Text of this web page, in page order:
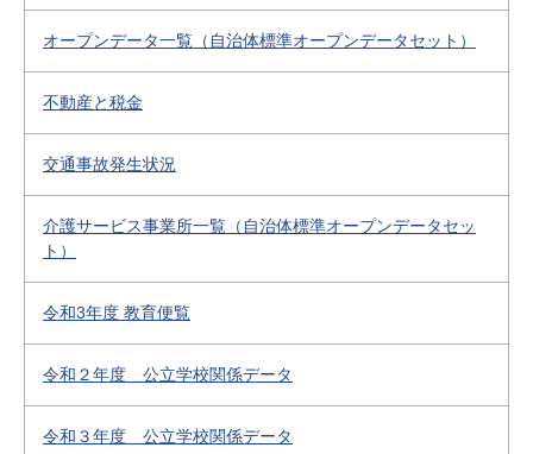
オープンデータ一覧（自治体標準オープンデータセット）
不動産と税金
交通事故発生状況
介護サービス事業所一覧（自治体標準オープンデータセッ
ト）
令和3年度 教育便覧
令和２年度 公立学校関係データ
令和３年度 公立学校関係データ